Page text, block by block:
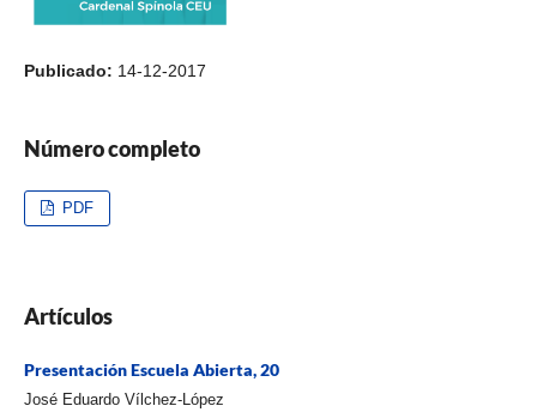
Publicado: 14-12-2017
Número completo
PDF
Artículos
Presentación Escuela Abierta, 20
José Eduardo Vílchez-López